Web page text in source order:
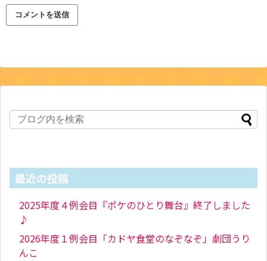
最近の投稿
2025年度４例会目『ポケのひとり舞台』終了しました
♪
2026年度１例会目「カドヤ食堂のなぞなぞ」劇団うり
んこ